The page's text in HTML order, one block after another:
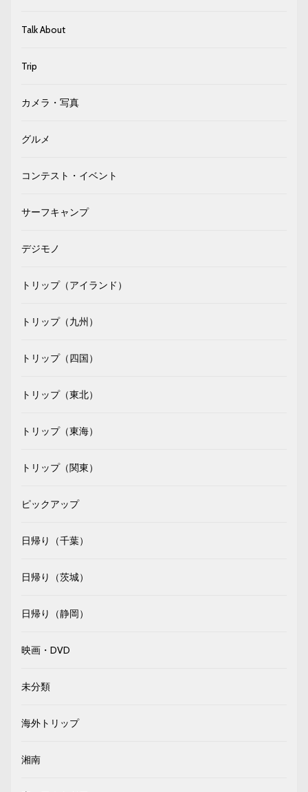
Talk About
Trip
カメラ・写真
グルメ
コンテスト・イベント
サーフキャンプ
デジモノ
トリップ（アイランド）
トリップ（九州）
トリップ（四国）
トリップ（東北）
トリップ（東海）
トリップ（関東）
ピックアップ
日帰り（千葉）
日帰り（茨城）
日帰り（静岡）
映画・DVD
未分類
海外トリップ
湘南